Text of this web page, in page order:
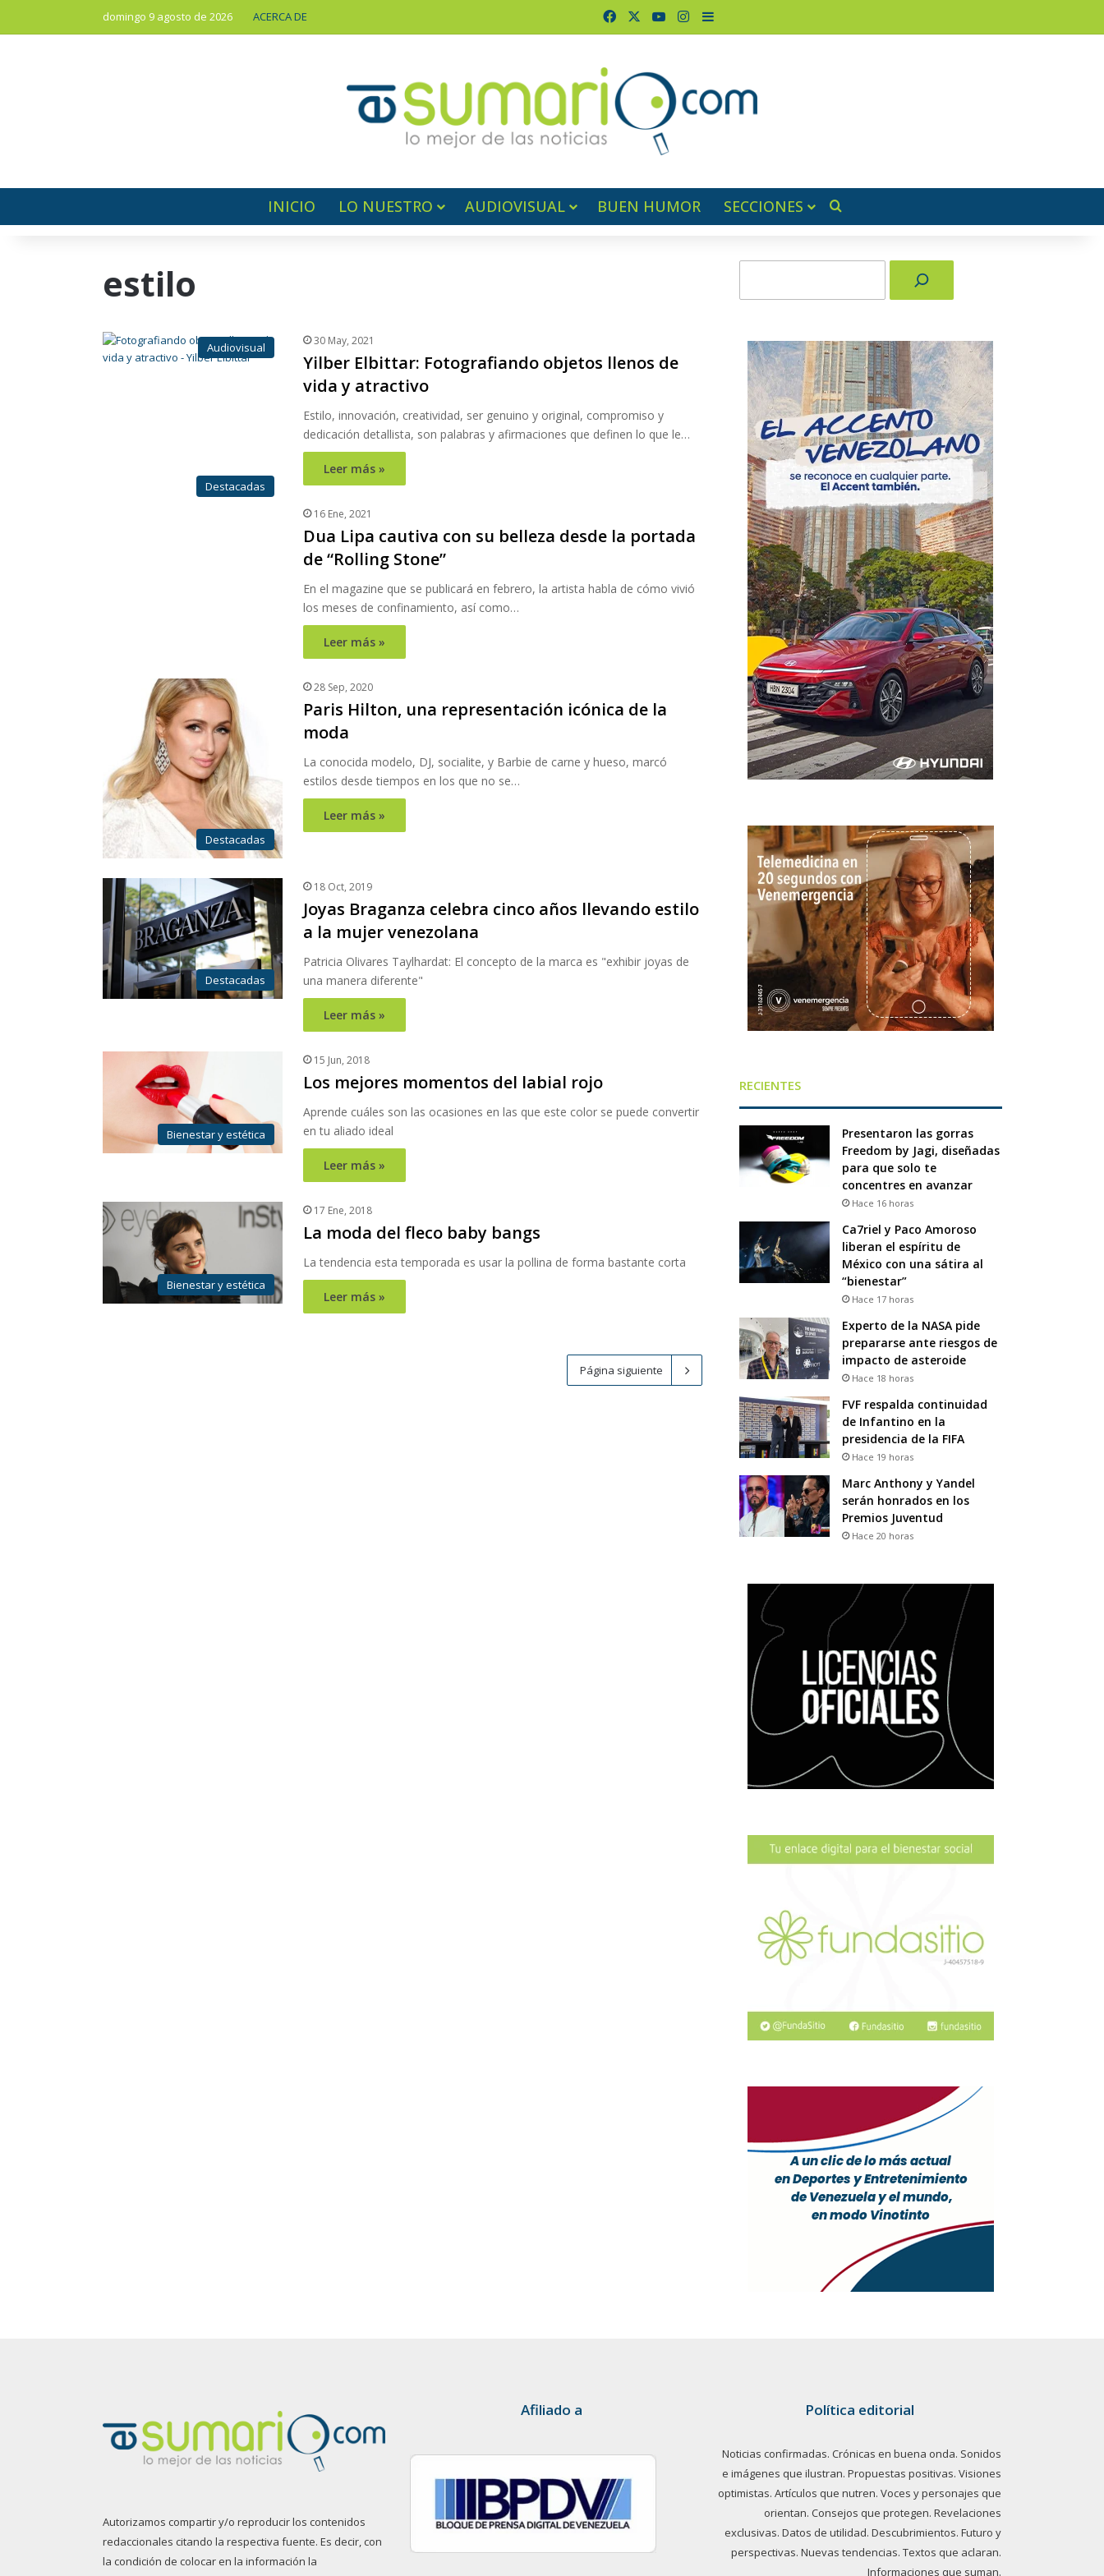
domingo 9 agosto de 2026 ACERCA DE FacebookYouTubeInstagram
Barra lateral
INICIO LO NUESTRO AUDIOVISUAL BUEN HUMOR SECCIONES
estilo
Audiovisual 30 May, 2021
Yilber Elbittar: Fotografiando objetos llenos de
vida y atractivo
Estilo, innovación, creatividad, ser genuino y original, compromiso y
dedicación detallista, son palabras y afirmaciones que definen lo que le…
Leer más »
Destacadas
16 Ene, 2021
Dua Lipa cautiva con su belleza desde la portada
de “Rolling Stone”
En el magazine que se publicará en febrero, la artista habla de cómo vivió
los meses de confinamiento, así como…
Leer más »
Destacadas
28 Sep, 2020
Paris Hilton, una representación icónica de la
moda
La conocida modelo, DJ, socialite, y Barbie de carne y hueso, marcó
estilos desde tiempos en los que no se…
Leer más »
Destacadas
18 Oct, 2019
Joyas Braganza celebra cinco años llevando estilo
a la mujer venezolana
Patricia Olivares Taylhardat: El concepto de la marca es "exhibir joyas de
una manera diferente"
Leer más »
Bienestar y estética
15 Jun, 2018
Los mejores momentos del labial rojo
Aprende cuáles son las ocasiones en las que este color se puede convertir
en tu aliado ideal
Leer más »
Bienestar y estética
17 Ene, 2018
La moda del fleco baby bangs
La tendencia esta temporada es usar la pollina de forma bastante corta
Leer más »
Página siguiente
RECIENTES
Presentaron las gorras
Freedom by Jagi, diseñadas
para que solo te
concentres en avanzar
Hace 16 horas
Ca7riel y Paco Amoroso
liberan el espíritu de
México con una sátira al
“bienestar”
Hace 17 horas
Experto de la NASA pide
prepararse ante riesgos de
impacto de asteroide
Hace 18 horas
FVF respalda continuidad
de Infantino en la
presidencia de la FIFA
Hace 19 horas
Marc Anthony y Yandel
serán honrados en los
Premios Juventud
Hace 20 horas
Autorizamos compartir y/o reproducir los contenidos
redaccionales citando la respectiva fuente. Es decir, con
la condición de colocar en la información la
Afiliado a Política editorial
Noticias confirmadas. Crónicas en buena onda. Sonidos
e imágenes que ilustran. Propuestas positivas. Visiones
optimistas. Artículos que nutren. Voces y personajes que
orientan. Consejos que protegen. Revelaciones
exclusivas. Datos de utilidad. Descubrimientos. Futuro y
perspectivas. Nuevas tendencias. Textos que aclaran.
Informaciones que suman.